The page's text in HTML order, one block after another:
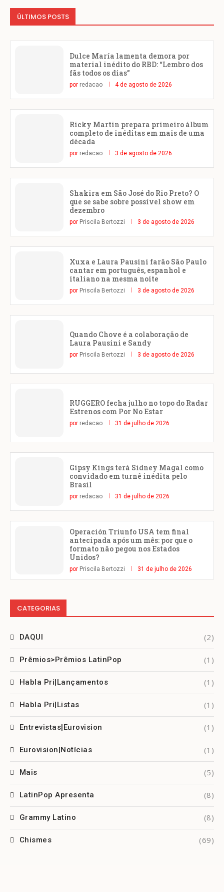
ÚLTIMOS POSTS
Dulce María lamenta demora por
material inédito do RBD: “Lembro dos
fãs todos os dias”
por redacao 4 de agosto de 2026
Ricky Martin prepara primeiro álbum
completo de inéditas em mais de uma
década
por redacao 3 de agosto de 2026
Shakira em São José do Rio Preto? O
que se sabe sobre possível show em
dezembro
por Priscila Bertozzi 3 de agosto de 2026
Xuxa e Laura Pausini farão São Paulo
cantar em português, espanhol e
italiano na mesma noite
por Priscila Bertozzi 3 de agosto de 2026
Quando Chove é a colaboração de
Laura Pausini e Sandy
por Priscila Bertozzi 3 de agosto de 2026
RUGGERO fecha julho no topo do Radar
Estrenos com Por No Estar
por redacao 31 de julho de 2026
Gipsy Kings terá Sidney Magal como
convidado em turnê inédita pelo
Brasil
por redacao 31 de julho de 2026
Operación Triunfo USA tem final
antecipada após um mês: por que o
formato não pegou nos Estados
Unidos?
por Priscila Bertozzi 31 de julho de 2026
CATEGORIAS
DAQUI (2)
Prêmios>Prêmios LatinPop (1)
Habla Pri|Lançamentos (1)
Habla Pri|Listas (1)
Entrevistas|Eurovision (1)
Eurovision|Notícias (1)
Mais (5)
LatinPop Apresenta (8)
Grammy Latino (8)
Chismes (69)